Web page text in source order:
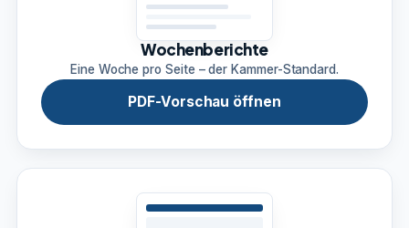
Wochenberichte
Eine Woche pro Seite – der Kammer-Standard.
PDF-Vorschau öffnen